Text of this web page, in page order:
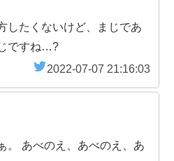
したくないけど、まじであ
ですね…?
2022-07-07 21:16:03
。 あべのえ、あべのえ、あ